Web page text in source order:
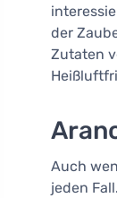
der
Zutaten
Auch
jeden